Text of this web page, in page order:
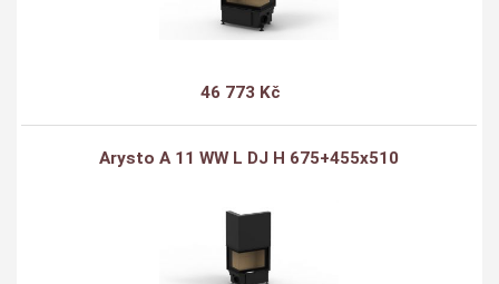
46 773 Kč
Arysto A 11 WW L DJ H 675+455x510